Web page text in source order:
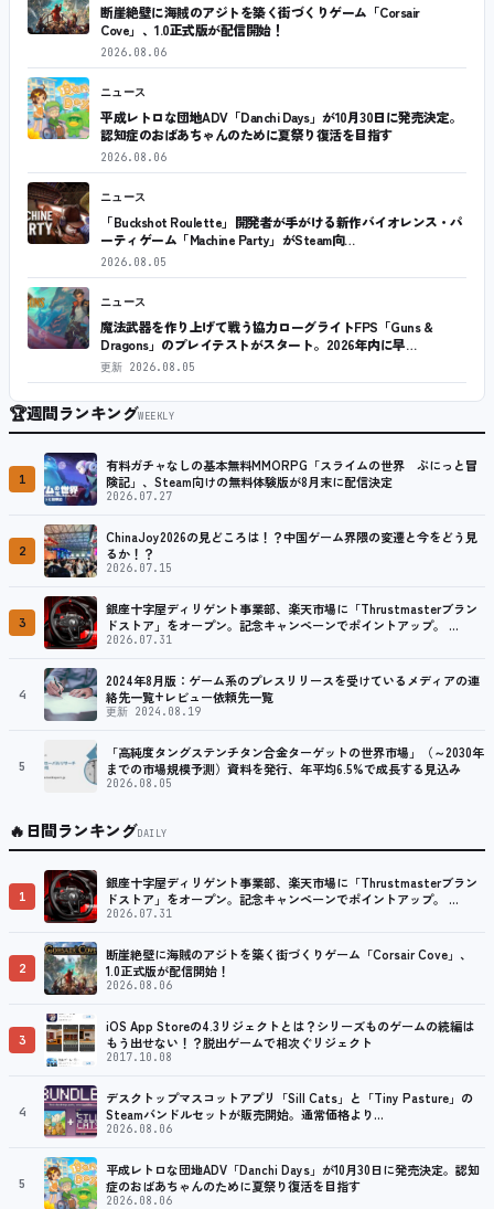
断崖絶壁に海賊のアジトを築く街づくりゲーム「Corsair
Cove」、1.0正式版が配信開始！
2026.08.06
ニュース
平成レトロな団地ADV「Danchi Days」が10月30日に発売決定。
認知症のおばあちゃんのために夏祭り復活を目指す
2026.08.06
ニュース
「Buckshot Roulette」開発者が手がける新作バイオレンス・パ
ーティゲーム「Machine Party」がSteam向…
2026.08.05
ニュース
魔法武器を作り上げて戦う協力ローグライトFPS「Guns &
Dragons」のプレイテストがスタート。2026年内に早…
更新 2026.08.05
🏆週間ランキングWEEKLY
1
有料ガチャなしの基本無料MMORPG「スライムの世界 ぷにっと冒
険記」、Steam向けの無料体験版が8月末に配信決定
2026.07.27
2
ChinaJoy2026の見どころは！？中国ゲーム界隈の変遷と今をどう見
るか！？
2026.07.15
3
銀座十字屋ディリゲント事業部、楽天市場に「Thrustmasterブラン
ドストア」をオープン。記念キャンペーンでポイントアップ。 …
2026.07.31
4
2024年8月版：ゲーム系のプレスリリースを受けているメディアの連
絡先一覧+レビュー依頼先一覧
更新 2024.08.19
5
「高純度タングステンチタン合金ターゲットの世界市場」（～2030年
までの市場規模予測）資料を発行、年平均6.5%で成長する見込み
2026.08.05
🔥日間ランキングDAILY
1
銀座十字屋ディリゲント事業部、楽天市場に「Thrustmasterブラン
ドストア」をオープン。記念キャンペーンでポイントアップ。 …
2026.07.31
2
断崖絶壁に海賊のアジトを築く街づくりゲーム「Corsair Cove」、
1.0正式版が配信開始！
2026.08.06
3
iOS App Storeの4.3リジェクトとは？シリーズものゲームの続編は
もう出せない！？脱出ゲームで相次ぐリジェクト
2017.10.08
4
デスクトップマスコットアプリ「Sill Cats」と「Tiny Pasture」の
Steamバンドルセットが販売開始。通常価格より…
2026.08.06
5
平成レトロな団地ADV「Danchi Days」が10月30日に発売決定。認知
症のおばあちゃんのために夏祭り復活を目指す
2026.08.06